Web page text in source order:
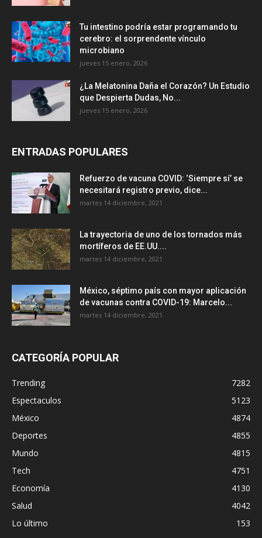
Tu intestino podría estar programando tu
cerebro: el sorprendente vínculo
microbiano
jueves 15 enero, 2026
¿La Melatonina Daña el Corazón? Un Estudio
que Despierta Dudas, No...
jueves 15 enero, 2026
ENTRADAS POPULARES
Refuerzo de vacuna COVID: ‘Siempre sí’ se
necesitará registro previo, dice...
martes 14 diciembre, 2021
La trayectoria de uno de los tornados más
mortíferos de EE.UU....
martes 14 diciembre, 2021
México, séptimo país con mayor aplicación
de vacunas contra COVID-19: Marcelo...
martes 14 diciembre, 2021
CATEGORÍA POPULAR
Trending
7282
Espectaculos
5123
México
4874
Deportes
4855
Mundo
4815
Tech
4751
Economía
4130
Salud
4042
Lo último
153